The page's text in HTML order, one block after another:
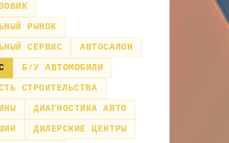
РЫНОК
СЕРВИС
АВТОСАЛОН
Б/У АВТОМОБИЛИ
СТРОИТЕЛЬСТВА
ДИАГНОСТИКА АВТО
ДИЛЕРСКИЕ ЦЕНТРЫ